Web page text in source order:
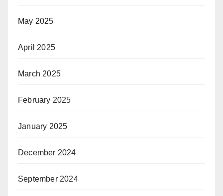
May 2025
April 2025
March 2025
February 2025
January 2025
December 2024
September 2024